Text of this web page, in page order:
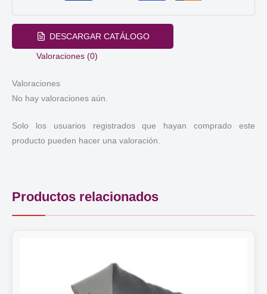
DESCARGAR CATÁLOGO
Valoraciones (0)
Valoraciones
No hay valoraciones aún.
Solo los usuarios registrados que hayan comprado este
producto pueden hacer una valoración.
Productos relacionados